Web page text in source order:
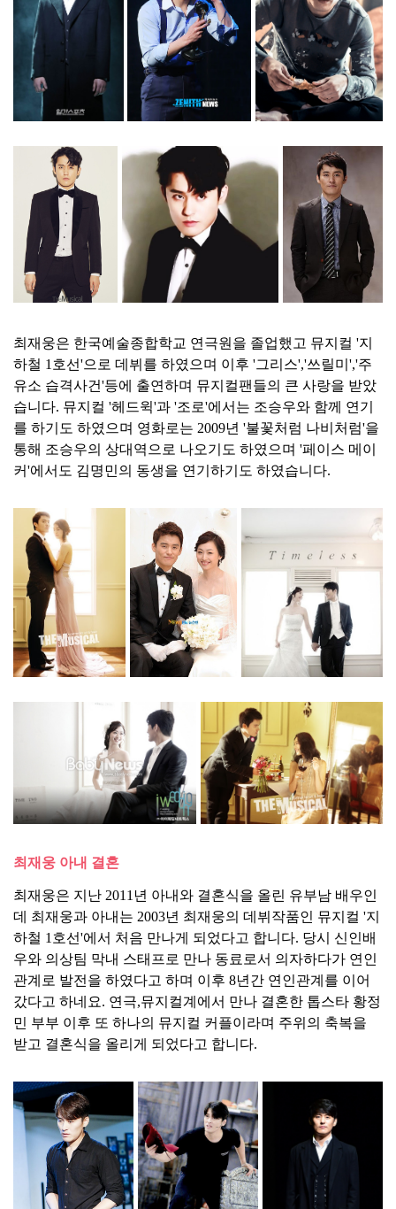
최재웅은 한국예술종합학교 연극원을 졸업했고 뮤지컬 '지
하철 1호선'으로 데뷔를 하였으며 이후 '그리스','쓰릴미','주
유소 습격사건'등에 출연하며 뮤지컬팬들의 큰 사랑을 받았
습니다. 뮤지컬 '헤드윅'과 '조로'에서는 조승우와 함께 연기
를 하기도 하였으며 영화로는 2009년 '불꽃처럼 나비처럼'을
통해 조승우의 상대역으로 나오기도 하였으며 '페이스 메이
커'에서도 김명민의 동생을 연기하기도 하였습니다.
최재웅 아내 결혼
최재웅은 지난 2011년 아내와 결혼식을 올린 유부남 배우인
데 최재웅과 아내는 2003년 최재웅의 데뷔작품인 뮤지컬 '지
하철 1호선'에서 처음 만나게 되었다고 합니다. 당시 신인배
우와 의상팀 막내 스태프로 만나 동료로서 의자하다가 연인
관계로 발전을 하였다고 하며 이후 8년간 연인관계를 이어
갔다고 하네요. 연극,뮤지컬계에서 만나 결혼한 톱스타 황정
민 부부 이후 또 하나의 뮤지컬 커플이라며 주위의 축복을
받고 결혼식을 올리게 되었다고 합니다.